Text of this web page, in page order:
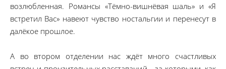
возлюбленная. Романсы «Тёмно-вишнёвая шаль» и «Я
встретил Вас» навеют чувство ностальгии и перенесут в
далёкое прошлое.
А во втором отделении нас ждёт много счастливых